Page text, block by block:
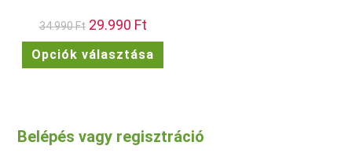
34.990Ft Original
price
was:
34.990 Ft.
29.990 FtCurrent
price
is:
29.990 Ft.
Opciók választása
terméknek
a
termékoldalon
Belépés vagy regisztráció